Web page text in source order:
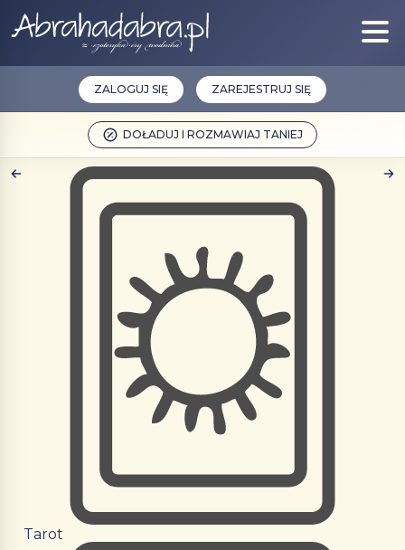
DOŁADUJ I ROZMAWIAJ TANIEJ
ZALOGUJ SIĘ ZAREJESTRUJ SIĘ
Tarot